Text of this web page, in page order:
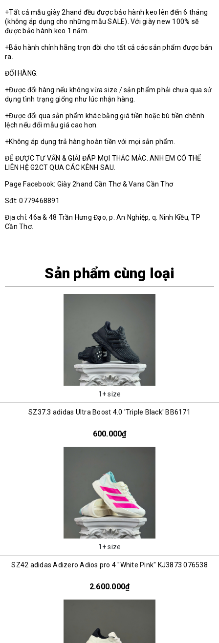
+Tất cả mẫu giày 2hand đều được bảo hành keo lên đến 6 tháng
(không áp dụng cho những mẫu SALE). Với giày new 100% sẽ
được bảo hành keo 1 năm.
+Bảo hành chính hãng trọn đời cho tất cả các sản phẩm được bán
ra.
ĐỔI HÀNG:
+Được đổi hàng nếu không vừa size / sản phẩm phải chưa qua sử
dụng tình trạng giống như lúc nhận hàng.
+Được đổi qua sản phẩm khác bằng giá tiền hoặc bù tiền chênh
lệch nếu đổi mẫu giá cao hơn.
+Không áp dụng trả hàng hoàn tiền với mọi sản phẩm.
ĐỂ ĐƯỢC TƯ VẤN & GIẢI ĐÁP MỌI THẮC MẮC. ANH EM CÓ THỂ
LIÊN HỆ G2CT QUA CÁC KÊNH SAU.
Page Facebook: Giày 2hand Cần Thơ & Vans Cần Thơ
Sđt: 0779468891
Địa chỉ: 46a & 48 Trần Hưng Đạo, p. An Nghiệp, q. Ninh Kiều, TP
Cần Thơ.
Sản phẩm cùng loại
1+ size
SZ37.3 adidas Ultra Boost 4.0 'Triple Black' BB6171
600.000₫
1+ size
SZ42 adidas Adizero Adios pro 4 "White Pink" KJ3873 076538
2.600.000₫